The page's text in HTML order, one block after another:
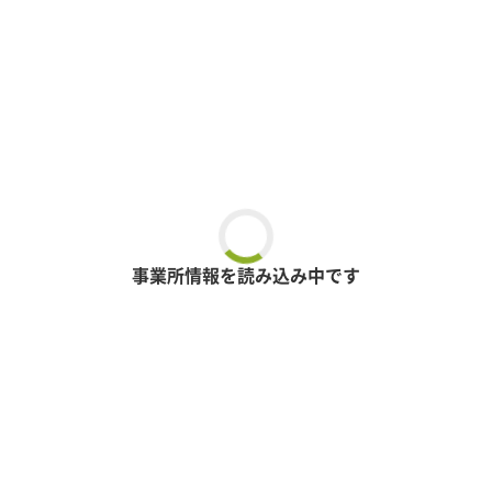
事業所情報を読み込み中です